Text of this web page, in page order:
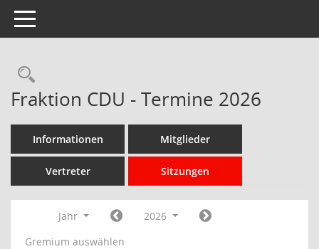
Toggle navigation
Rechercheauswahl
Fraktion CDU - Termine 2026
Informationen Mitglieder
Vertreter Sitzungen
Jahr
2026
Gremium auswählen